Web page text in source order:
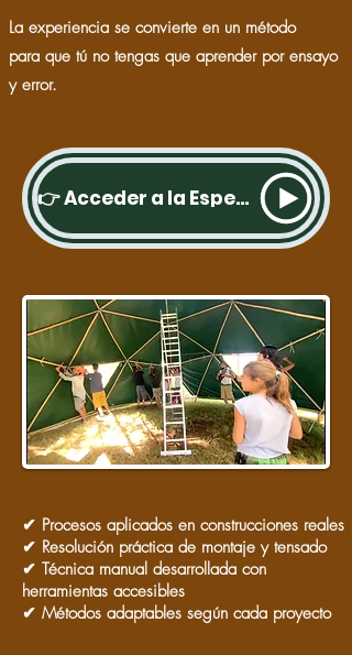
La experiencia se convierte en un método
para que tú no tengas que aprender por ensayo
y error.
👉 Acceder a la Especialización
✔ Procesos aplicados en construcciones reales
✔ Resolución práctica de montaje y tensado
✔ Técnica manual desarrollada con
herramientas accesibles
✔ Métodos adaptables según cada proyecto